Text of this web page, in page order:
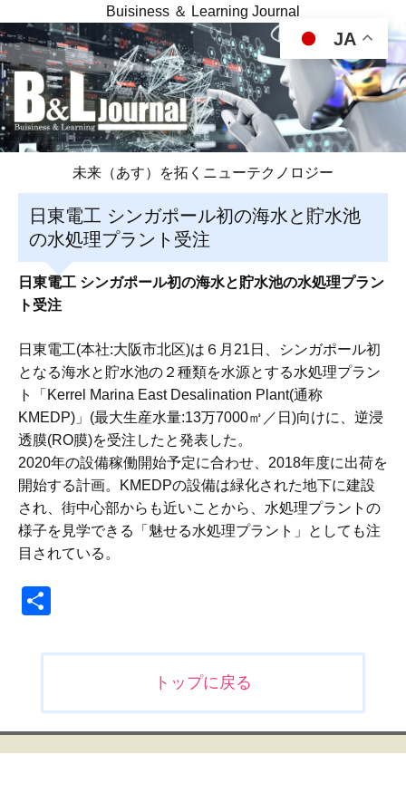
Buisiness ＆ Learning Journal
未来（あす）を拓くニューテクノロジー
日東電工 シンガポール初の海水と貯水池
の水処理プラント受注
日東電工 シンガポール初の海水と貯水池の水処理プラン
ト受注
日東電工(本社:大阪市北区)は６月21日、シンガポール初
となる海水と貯水池の２種類を水源とする水処理プラン
ト「Kerrel Marina East Desalination Plant(通称
KMEDP)」(最大生産水量:13万7000㎥／日)向けに、逆浸
透膜(RO膜)を受注したと発表した。
2020年の設備稼働開始予定に合わせ、2018年度に出荷を
開始する計画。KMEDPの設備は緑化された地下に建設
され、街中心部からも近いことから、水処理プラントの
様子を見学できる「魅せる水処理プラント」としても注
目されている。
ビ
ゲ
トップに戻る
JA